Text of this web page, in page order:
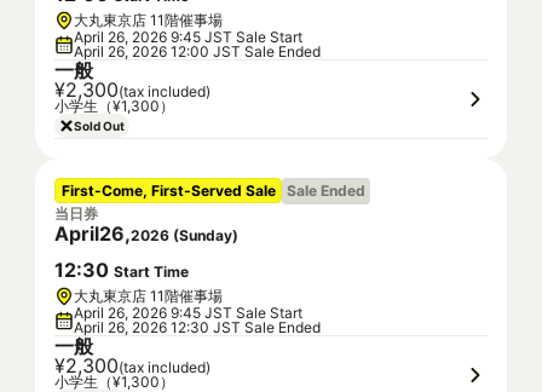
大丸東京店 11階催事場
April 26, 2026 9:45 JST Sale Start
April 26, 2026 12:00 JST Sale Ended
一般
¥2,300(tax included)
小学生（¥1,300）
Sold Out
First-Come, First-Served Sale Sale Ended
当日券
April26,2026 (Sunday)
12:30 Start Time
大丸東京店 11階催事場
April 26, 2026 9:45 JST Sale Start
April 26, 2026 12:30 JST Sale Ended
一般
¥2,300(tax included)
小学生（¥1,300）